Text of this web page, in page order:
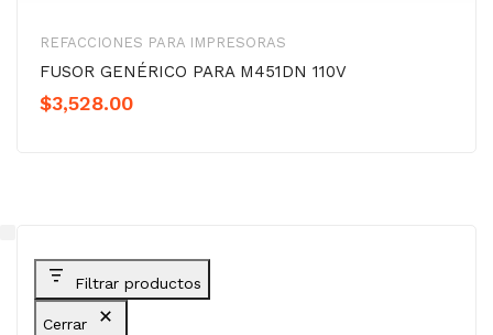
REFACCIONES PARA IMPRESORAS
FUSOR GENÉRICO PARA M451DN 110V
$3,528.00
Filtrar productos
Cerrar